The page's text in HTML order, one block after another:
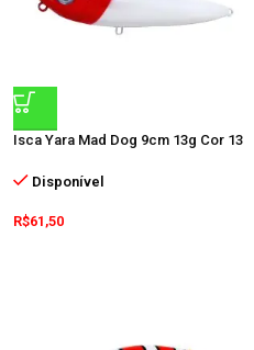
Isca Yara Mad Dog 9cm 13g Cor 13
Disponível
R$61,50